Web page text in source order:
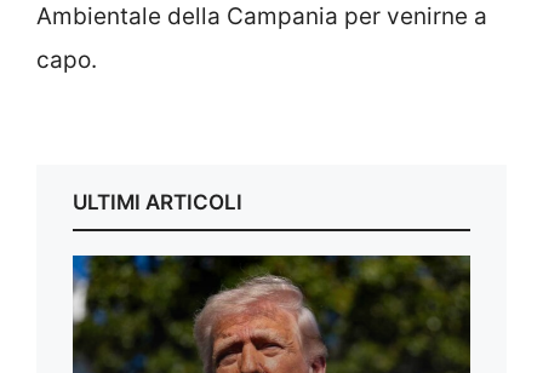
Ambientale della Campania per venirne a
capo.
ULTIMI ARTICOLI